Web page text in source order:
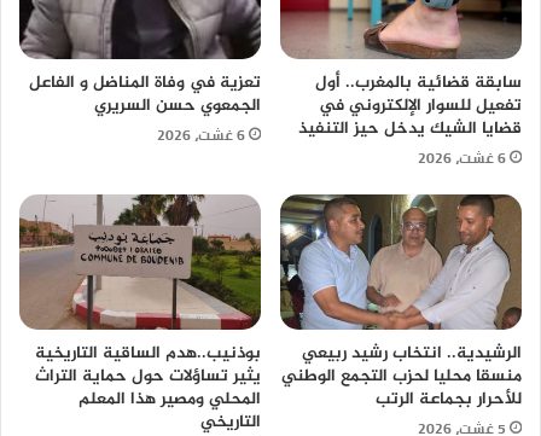
سابقة قضائية بالمغرب.. أول
تفعيل للسوار الإلكتروني في
قضايا الشيك يدخل حيز التنفيذ
6 غشت، 2026
تعزية في وفاة المناضل و الفاعل
الجمعوي حسن السريري
6 غشت، 2026
الرشيدية.. انتخاب رشيد ربيعي
منسقا محليا لحزب التجمع الوطني
للأحرار بجماعة الرتب
5 غشت، 2026
بوذنيب..هدم الساقية التاريخية
يثير تساؤلات حول حماية التراث
المحلي ومصير هذا المعلم
التاريخي